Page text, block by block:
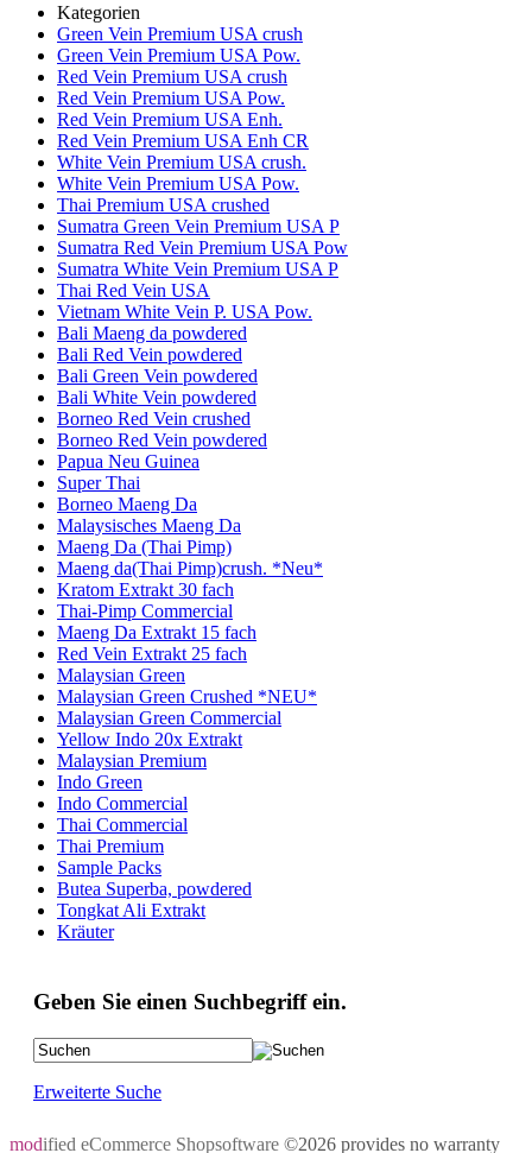
Kategorien
Green Vein Premium USA crush
Green Vein Premium USA Pow.
Red Vein Premium USA crush
Red Vein Premium USA Pow.
Red Vein Premium USA Enh.
Red Vein Premium USA Enh CR
White Vein Premium USA crush.
White Vein Premium USA Pow.
Thai Premium USA crushed
Sumatra Green Vein Premium USA P
Sumatra Red Vein Premium USA Pow
Sumatra White Vein Premium USA P
Thai Red Vein USA
Vietnam White Vein P. USA Pow.
Bali Maeng da powdered
Bali Red Vein powdered
Bali Green Vein powdered
Bali White Vein powdered
Borneo Red Vein crushed
Borneo Red Vein powdered
Papua Neu Guinea
Super Thai
Borneo Maeng Da
Malaysisches Maeng Da
Maeng Da (Thai Pimp)
Maeng da(Thai Pimp)crush. *Neu*
Kratom Extrakt 30 fach
Thai-Pimp Commercial
Maeng Da Extrakt 15 fach
Red Vein Extrakt 25 fach
Malaysian Green
Malaysian Green Crushed *NEU*
Malaysian Green Commercial
Yellow Indo 20x Extrakt
Malaysian Premium
Indo Green
Indo Commercial
Thai Commercial
Thai Premium
Sample Packs
Butea Superba, powdered
Tongkat Ali Extrakt
Kräuter
Geben Sie einen Suchbegriff ein.
Erweiterte Suche
modified eCommerce Shopsoftware ©2026 provides no warranty